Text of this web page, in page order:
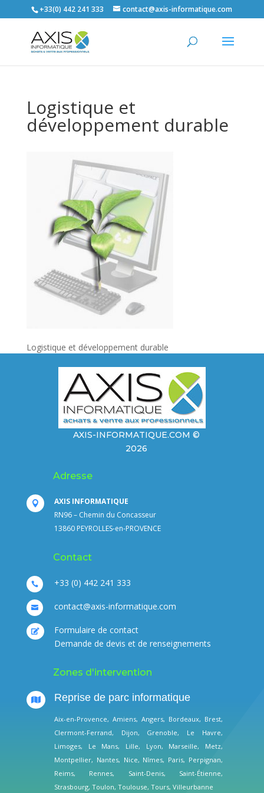
+33(0) 442 241 333 contact@axis-informatique.com
Logistique et
développement durable
Logistique et développement durable
AXIS-INFORMATIQUE.COM ©
2026
Adresse

AXIS INFORMATIQUE
RN96 – Chemin du Concasseur
13860 PEYROLLES-en-PROVENCE
Contact
 +33 (0) 442 241 333
 contact@axis-informatique.com

Formulaire de contact
Demande de devis et de renseignements
Zones d'intervention
 Reprise de parc informatique
Aix-en-Provence, Amiens, Angers, Bordeaux, Brest,
Clermont-Ferrand, Dijon, Grenoble, Le Havre,
Limoges, Le Mans, Lille, Lyon, Marseille, Metz,
Montpellier, Nantes, Nice, Nîmes, Paris, Perpignan,
Reims, Rennes, Saint-Denis, Saint-Étienne,
Strasbourg, Toulon, Toulouse, Tours, Villeurbanne